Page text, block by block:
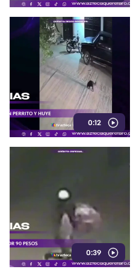
0:12
0:39